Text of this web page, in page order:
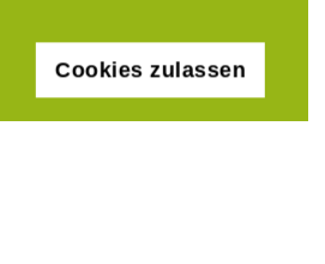
Cookies zulassen